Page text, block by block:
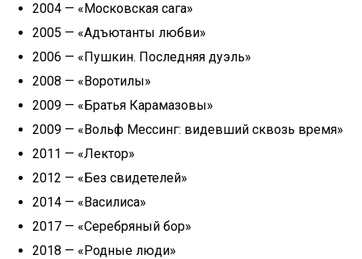
2004 — «Московская сага»
2005 — «Адъютанты любви»
2006 — «Пушкин. Последняя дуэль»
2008 — «Воротилы»
2009 — «Братья Карамазовы»
2009 — «Вольф Мессинг: видевший сквозь время»
2011 — «Лектор»
2012 — «Без свидетелей»
2014 — «Василиса»
2017 — «Серебряный бор»
2018 — «Родные люди»